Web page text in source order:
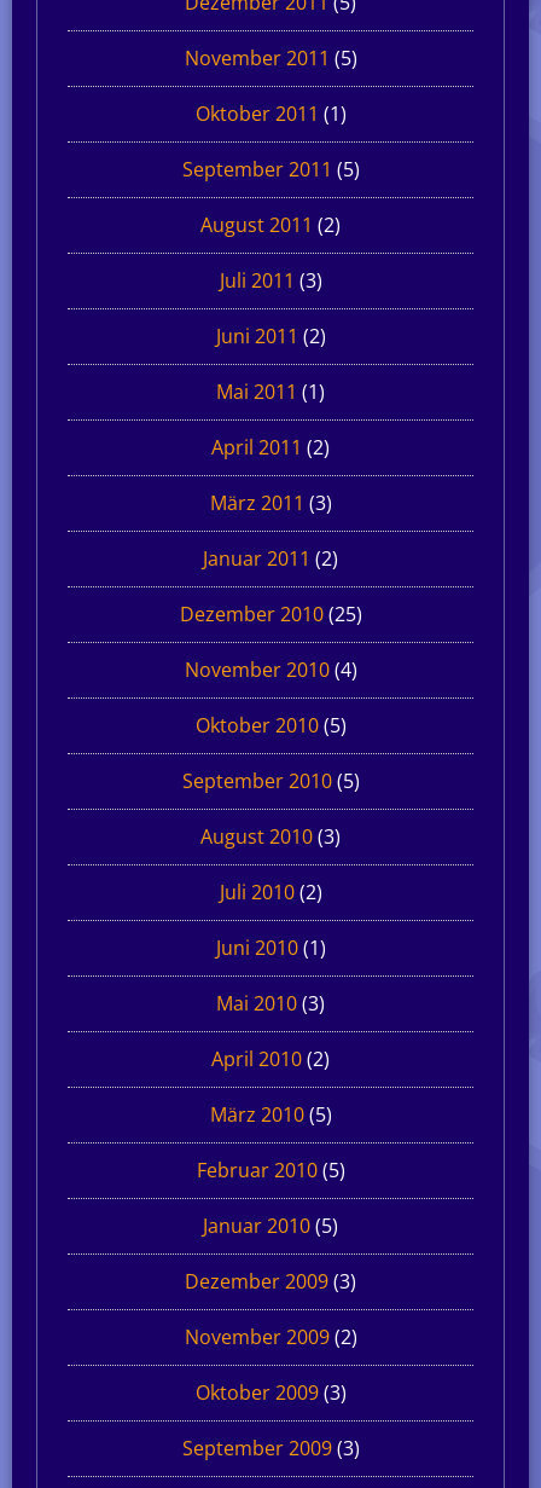
November 2011 (5)
Oktober 2011 (1)
September 2011 (5)
August 2011 (2)
Juli 2011 (3)
Juni 2011 (2)
Mai 2011 (1)
April 2011 (2)
März 2011 (3)
Januar 2011 (2)
Dezember 2010(25)
November 2010(4)
Oktober 2010(5)
September 2010(5)
August 2010(3)
Juli 2010(2)
Juni 2010(1)
Mai 2010(3)
April 2010(2)
März 2010(5)
Februar 2010(5)
Januar 2010(5)
Dezember 2009(3)
November 2009(2)
Oktober 2009(3)
September 2009(3)